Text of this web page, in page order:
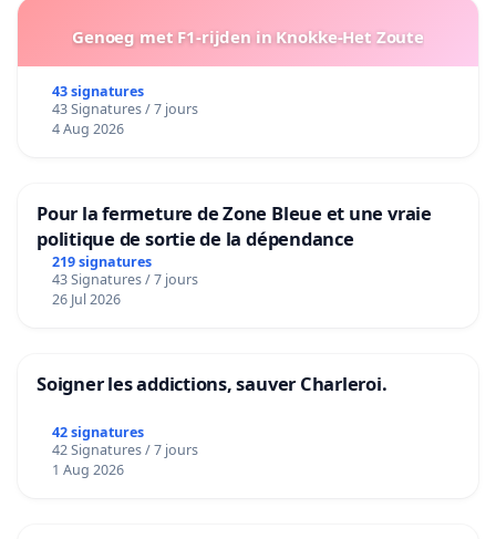
Genoeg met F1-rijden in Knokke-Het Zoute
43 signatures
43 Signatures / 7 jours
4 Aug 2026
Pour la fermeture de Zone Bleue et une vraie
politique de sortie de la dépendance
219 signatures
43 Signatures / 7 jours
26 Jul 2026
Soigner les addictions, sauver Charleroi.
42 signatures
42 Signatures / 7 jours
1 Aug 2026